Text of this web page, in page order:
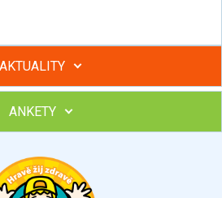
AKTUALITY
a skupiny v kurzech STOBu
Najděte si odborníka STOBu ve
ANKETY